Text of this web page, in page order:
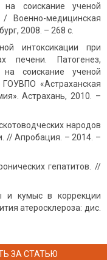
на соискание ученой
Военно-медицинская
2008. – 268 с.
интоксикации при
печени. Патогенез,
на соискание ученой
«Астраханская
Астрахань, 2010. –
народов
// Апробация. – 2014. –
гепатитов. //
и кумыс в коррекции
атеросклероза: дис.
ЗА СТАТЬЮ